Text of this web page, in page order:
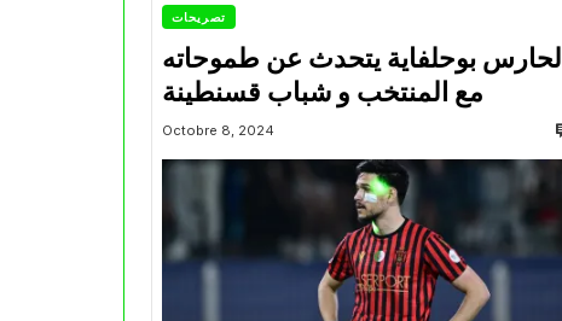
تصريحات
الحارس بوحلفاية يتحدث عن طموحاته
مع المنتخب و شباب قسنطينة
Octobre 8, 2024